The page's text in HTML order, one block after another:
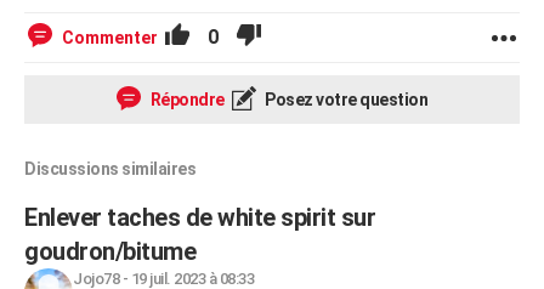
Commenter 0
Répondre Posez votre question
Discussions similaires
Enlever taches de white spirit sur
goudron/bitume
Jojo78- 19 juil. 2023 à 08:33